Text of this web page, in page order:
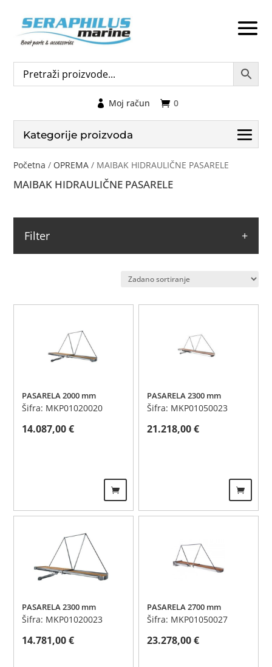
0
Moj račun
Kategorije proizvoda
Početna / OPREMA / MAIBAK HIDRAULIČNE PASARELE
MAIBAK HIDRAULIČNE PASARELE
PASARELA 2000 mm
Šifra: MKP01020020
14.087,00€
PASARELA 2300 mm
Šifra: MKP01050023
21.218,00€
PASARELA 2300 mm
Šifra: MKP01020023
14.781,00€
PASARELA 2700 mm
Šifra: MKP01050027
23.278,00€
Filter